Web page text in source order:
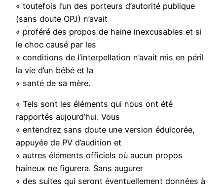
« toutefois l’un des porteurs d’autorité publique
(sans doute OPJ) n’avait
« proféré des propos de haine inexcusables et si
le choc causé par les
« conditions de l’interpellation n’avait mis en péril
la vie d’un bébé et la
« santé de sa mère.
« Tels sont les éléments qui nous ont été
rapportés aujourd’hui. Vous
« entendrez sans doute une version édulcorée,
appuyée de PV d’audition et
« autres éléments officiels où aucun propos
haineux ne figurera. Sans augurer
« des suites qui seront éventuellement données à